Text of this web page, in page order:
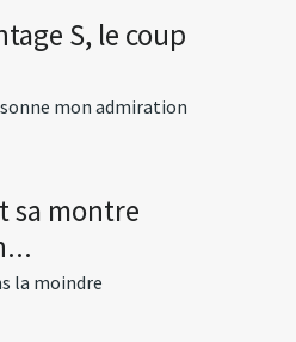
S, le coup
mon admiration
sa montre
la moindre